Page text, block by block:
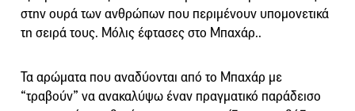
στην ουρά των ανθρώπων που περιμένουν υπομονετικά
τη σειρά τους. Μόλις έφτασες στο Μπαχάρ..
Τα αρώματα που αναδύονται από το Μπαχάρ με
“τραβούν” να ανακαλύψω έναν πραγματικό παράδεισο